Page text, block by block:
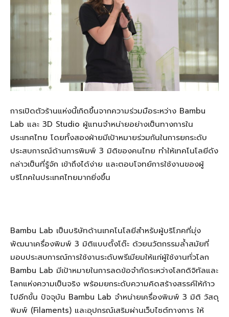
การเปิดตัวร้านแห่งนี้เกิดขึ้นจากความร่วมมือระหว่าง Bambu
Lab และ 3D Studio ผู้แทนจำหน่ายอย่างเป็นทางการใน
ประเทศไทย โดยทั้งสองฝ่ายมีเป้าหมายร่วมกันในการยกระดับ
ประสบการณ์ด้านการพิมพ์ 3 มิติของคนไทย ทำให้เทคโนโลยีดัง
กล่าวเป็นที่รู้จัก เข้าถึงได้ง่าย และตอบโจทย์การใช้งานของผู้
บริโภคในประเทศไทยมากยิ่งขึ้น
Bambu Lab เป็นบริษัทด้านเทคโนโลยีสำหรับผู้บริโภคที่มุ่ง
พัฒนาเครื่องพิมพ์ 3 มิติแบบตั้งโต๊ะ ด้วยนวัตกรรมล้ำสมัยที่
มอบประสบการณ์การใช้งานระดับพรีเมียมให้แก่ผู้ใช้งานทั่วโลก
Bambu Lab มีเป้าหมายในการลดข้อจำกัดระหว่างโลกดิจิทัลและ
โลกแห่งความเป็นจริง พร้อมยกระดับความคิดสร้างสรรค์ให้ก้าว
ไปอีกขั้น ปัจจุบัน Bambu Lab จำหน่ายเครื่องพิมพ์ 3 มิติ วัสดุ
พิมพ์ (Filaments) และอุปกรณ์เสริมผ่านเว็บไซต์ทางการ ให้